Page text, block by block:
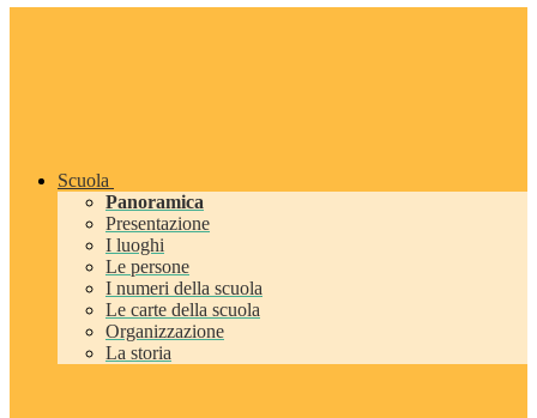
Scuola
Panoramica
Presentazione
I luoghi
Le persone
I numeri della scuola
Le carte della scuola
Organizzazione
La storia